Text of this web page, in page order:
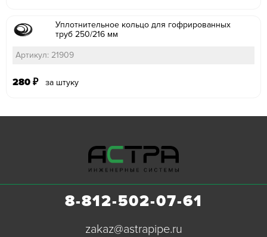
Уплотнительное кольцо для гофрированных
труб 250/216 мм
Артикул: 21909
280 ₽ за штуку
8-812-502-07-61
zakaz@astrapipe.ru